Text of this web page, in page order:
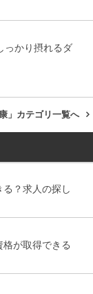
っかり摂れるダ
」カテゴリ一覧へ
？求人の探し
格が取得できる